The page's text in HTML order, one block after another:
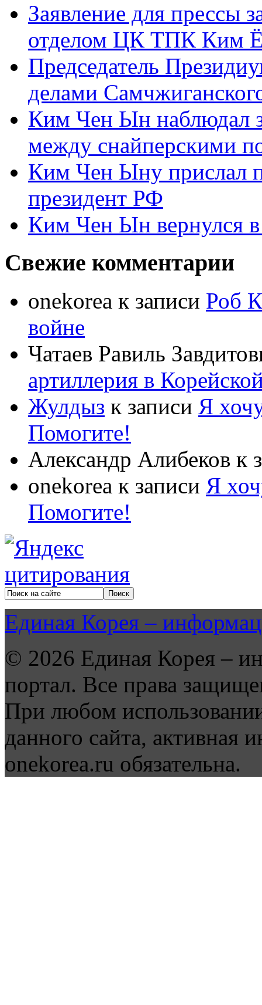
Заявление для прессы
отделом ЦК ТПК Ким
Председатель
делами
Ким Чен Ын наблюдал
между снайперскими
Ким Чен Ыну прислал
президент РФ
Ким Чен Ын вернулся
Свежие комментарии
onekorea к записи Роб
войне
Чатаев Равиль
артиллерия в
Жулдыз к записи Я
Помогите!
Александр Алибеков к
onekorea к записи Я
Помогите!
Единая Корея –
© 2026 Единая Корея –
портал. Все права
При любом
данного сайта, активная
onekorea.ru обязательна.